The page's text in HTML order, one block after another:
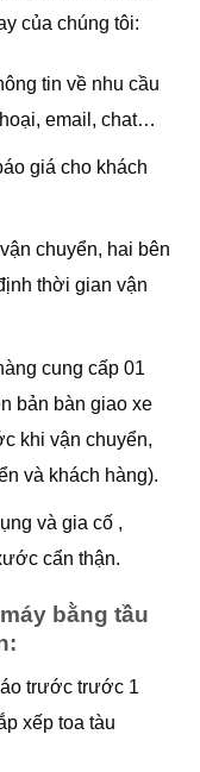
của chúng tôi:
tin về nhu cầu
email, chat…
giá cho khách
chuyển, hai bên
thời gian vận
cung cấp 01
bản bàn giao xe
khi vận chuyển,
và khách hàng).
và gia cố ,
cẩn thận.
bằng tầu
trước trước 1
xếp toa tàu